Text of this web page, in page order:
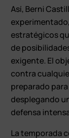
Así, Berni
estratégicos
de
exigente. El
contra
preparado
desplegando
defensa
La temporada